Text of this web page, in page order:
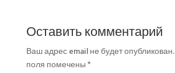
Оставить комментарий
Ваш адрес email не будет опубликован.
поля помечены*